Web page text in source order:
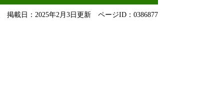
掲載日：2025年2月3日更新 ページID：0386877